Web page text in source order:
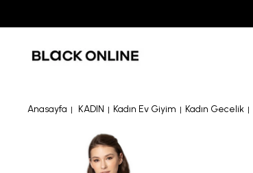
Anasayfa KADIN Kadın Ev Giyim Kadın Gecelik